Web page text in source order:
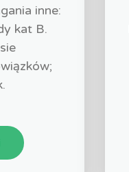
inne:
kat B.